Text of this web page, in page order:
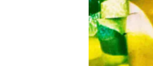
新谷 嘉子
コピーイング
MOGANA